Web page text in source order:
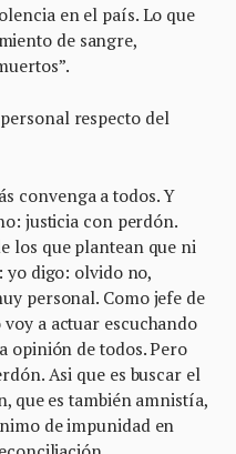
en el país. Lo que
de sangre,
respecto del
convenga a todos. Y
justicia con perdón.
los que plantean que ni
yo digo: olvido no,
personal. Como jefe de
a actuar escuchando
opinión de todos. Pero
Asi que es buscar el
que es también amnistía,
de impunidad en